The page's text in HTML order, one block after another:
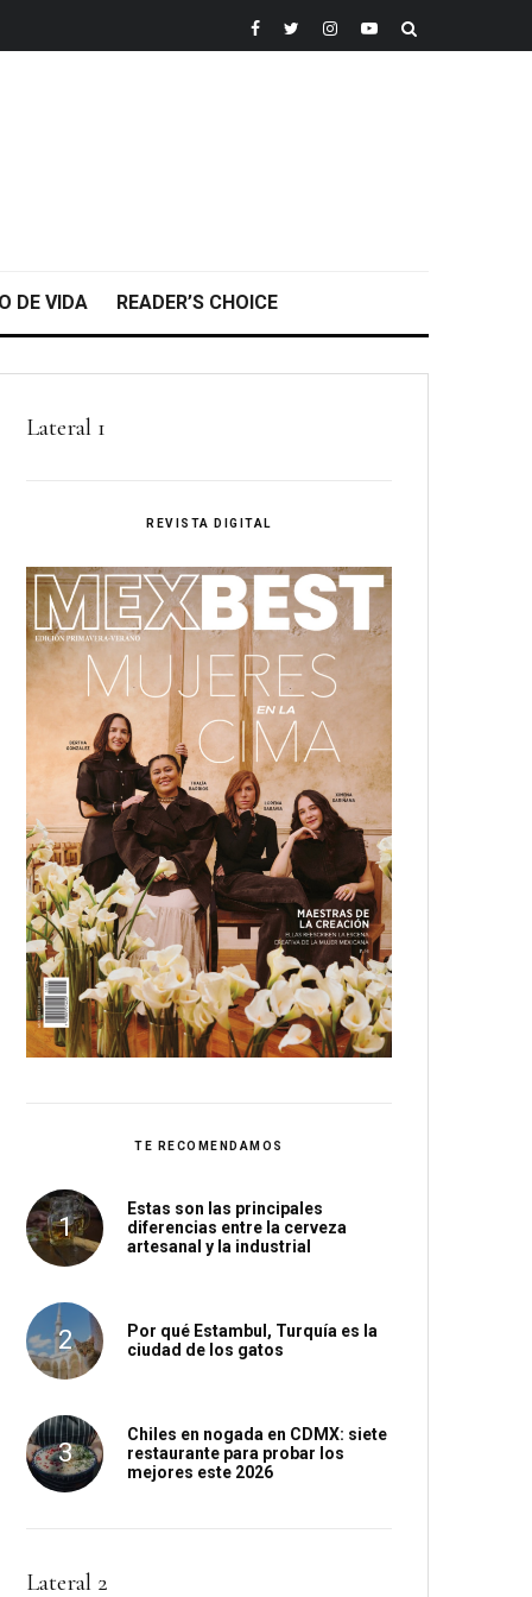
DE VIDA READER’S CHOICE
Lateral 1
REVISTA DIGITAL
TE RECOMENDAMOS
Estas son las principales
diferencias entre la cerveza
artesanal y la industrial
Por qué Estambul, Turquía es la
ciudad de los gatos
Chiles en nogada en CDMX: siete
restaurante para probar los
mejores este 2026
Lateral 2